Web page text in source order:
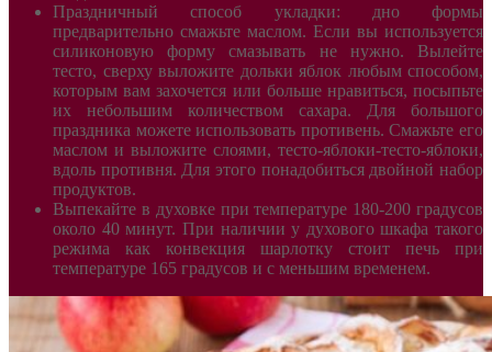
Праздничный способ укладки: дно формы
предварительно смажьте маслом. Если вы используется
силиконовую форму смазывать не нужно. Вылейте
тесто, сверху выложите дольки яблок любым способом,
которым вам захочется или больше нравиться, посыпьте
их небольшим количеством сахара. Для большого
праздника можете использовать противень. Смажьте его
маслом и выложите слоями, тесто-яблоки-тесто-яблоки,
вдоль противня. Для этого понадобиться двойной набор
продуктов.
Выпекайте в духовке при температуре 180-200 градусов
около 40 минут. При наличии у духового шкафа такого
режима как конвекция шарлотку стоит печь при
температуре 165 градусов и с меньшим временем.